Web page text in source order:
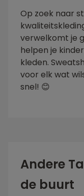
Op zoek naar
verwelkomt je
helpen je
kleden.
voor elk wat
snel! 😊
Andere
de buurt